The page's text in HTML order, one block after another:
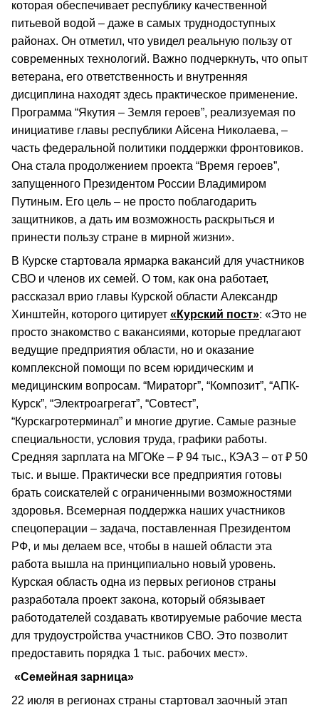
которая обеспечивает республику качественной
питьевой водой – даже в самых труднодоступных
районах. Он отметил, что увидел реальную пользу от
современных технологий. Важно подчеркнуть, что опыт
ветерана, его ответственность и внутренняя
дисциплина находят здесь практическое применение.
Программа “Якутия – Земля героев”, реализуемая по
инициативе главы республики Айсена Николаева, –
часть федеральной политики поддержки фронтовиков.
Она стала продолжением проекта “Время героев”,
запущенного Президентом России Владимиром
Путиным. Его цель – не просто поблагодарить
защитников, а дать им возможность раскрыться и
принести пользу стране в мирной жизни».
В Курске стартовала ярмарка вакансий для участников
СВО и членов их семей. О том, как она работает,
рассказал врио главы Курской области Александр
Хинштейн, которого цитирует «Курский пост»: «Это не
просто знакомство с вакансиями, которые предлагают
ведущие предприятия области, но и оказание
комплексной помощи по всем юридическим и
медицинским вопросам. “Мираторг”, “Композит”, “АПК-
Курск”, “Электроагрегат”, “Совтест”,
“Курскагротерминал” и многие другие. Самые разные
специальности, условия труда, графики работы.
Средняя зарплата на МГОКе – ₽ 94 тыс., КЭАЗ – от ₽ 50
тыс. и выше. Практически все предприятия готовы
брать соискателей с ограниченными возможностями
здоровья. Всемерная поддержка наших участников
спецоперации – задача, поставленная Президентом
РФ, и мы делаем все, чтобы в нашей области эта
работа вышла на принципиально новый уровень.
Курская область одна из первых регионов страны
разработала проект закона, который обязывает
работодателей создавать квотируемые рабочие места
для трудоустройства участников СВО. Это позволит
предоставить порядка 1 тыс. рабочих мест».
«Семейная зарница»
22 июля в регионах страны стартовал заочный этап